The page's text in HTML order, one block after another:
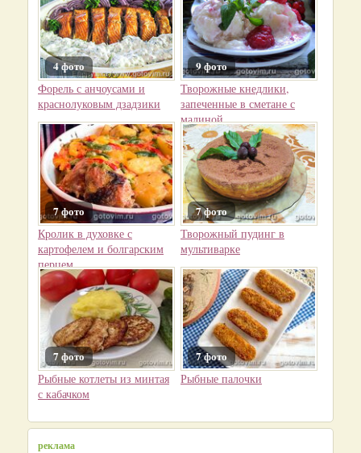
4 фото
Форель с анчоусами и
краснолуковым дзадзики
9 фото
Творожные кнедлики,
запеченные в сметане с
малиной
7 фото
Кролик в духовке с
картофелем и болгарским
перцем
7 фото
Творожный пудинг в
мультиварке
7 фото
Рыбные котлеты из минтая
с кабачком
7 фото
Рыбные палочки
реклама